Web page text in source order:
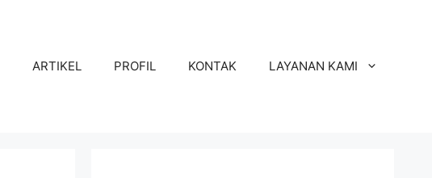
ARTIKEL PROFIL KONTAK LAYANAN KAMI